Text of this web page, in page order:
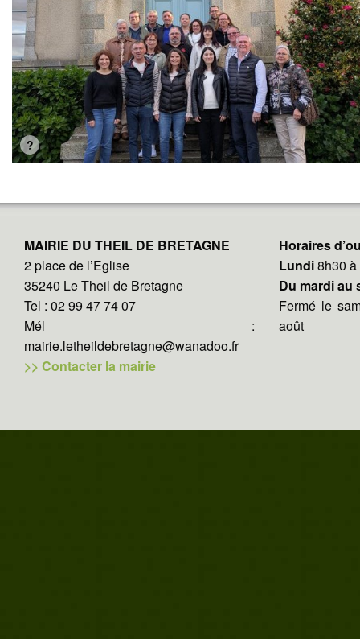
MAIRIE DU THEIL DE BRETAGNE
2 place de l’Eglise
35240 Le Theil de Bretagne
Tel : 02 99 47 74 07
Mél :
mairie.letheildebretagne@wanadoo.fr
>> Contacter la mairie
Horaires
Lundi8h30
Du mardi au
Fermé le
août